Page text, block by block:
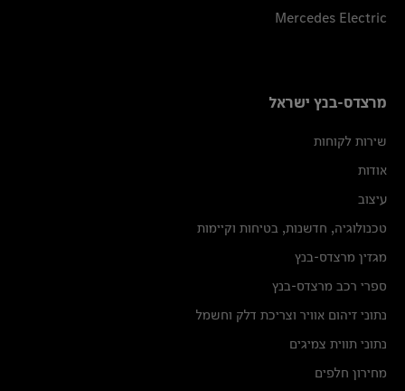
Mercedes Electric
מרצדס-בנץ ישראל
שירות לקוחות
אודות
עיצוב
טכנולוגיה, חדשנות, בטיחות וקיימות
מגזין מרצדס-בנץ
ספרי רכב מרצדס-בנץ
נתוני זיהום אוויר וצריכת דלק וחשמל
נתוני תווית צמיגים
מחירון חלפים